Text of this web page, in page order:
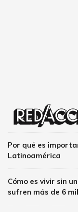
Por qué es
Latinoamérica
Cómo es vivir sin
sufren más de 6